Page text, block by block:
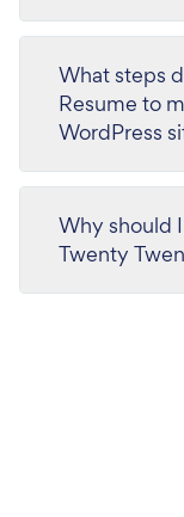
What steps
Resume to
WordPress
Why should
Twenty